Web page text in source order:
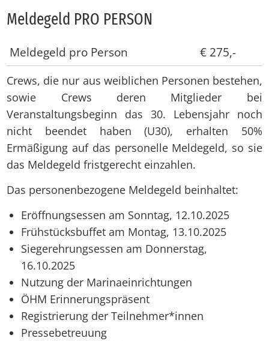
Mel­de­geld PRO PER­SON
Meldegeld pro Person € 275,-
Crews, die nur aus weiblichen Personen bestehen,
sowie Crews deren Mitglieder bei
Veranstaltungsbeginn das 30. Lebensjahr noch
nicht beendet haben (U30), erhalten 50%
Ermäßigung auf das personelle Meldegeld, so sie
das Meldegeld fristgerecht einzahlen.
Das personenbezogene Meldegeld beinhaltet:
Eröffnungsessen am Sonntag, 12.10.2025
Frühstücksbuffet am Montag, 13.10.2025
Siegerehrungsessen am Donnerstag,
16.10.2025
Nutzung der Marinaeinrichtungen
ÖHM Erinnerungspräsent
Registrierung der Teilnehmer*innen
Pressebetreuung